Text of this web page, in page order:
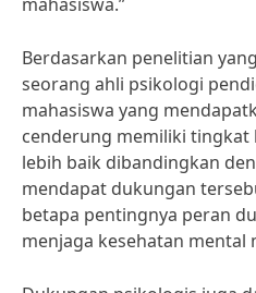
Berdasarkan penelitian
seorang ahli psikologi
mahasiswa yang
cenderung memiliki tingkat
lebih baik dibandingkan
mendapat dukungan
betapa pentingnya peran
menjaga kesehatan mental